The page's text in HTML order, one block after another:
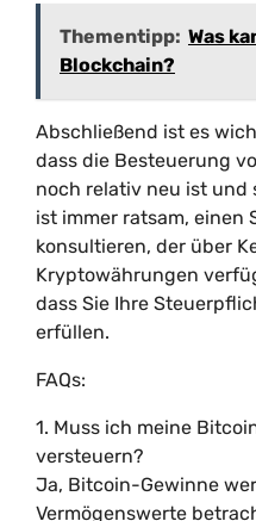
Thementipp: Was
Blockchain?
Abschließend ist es
dass die Besteuerung
noch relativ neu ist und
ist immer ratsam, einen
konsultieren, der über
Kryptowährungen
dass Sie Ihre
erfüllen.
FAQs:
1. Muss ich meine
versteuern?
Ja, Bitcoin-Gewinne
Vermögenswerte